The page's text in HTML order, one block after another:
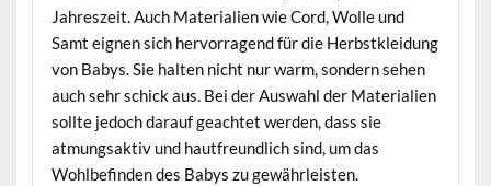
Jahreszeit. Auch Materialien wie Cord, Wolle und
Samt eignen sich hervorragend für die Herbstkleidung
von Babys. Sie halten nicht nur warm, sondern sehen
auch sehr schick aus. Bei der Auswahl der Materialien
sollte jedoch darauf geachtet werden, dass sie
atmungsaktiv und hautfreundlich sind, um das
Wohlbefinden des Babys zu gewährleisten.